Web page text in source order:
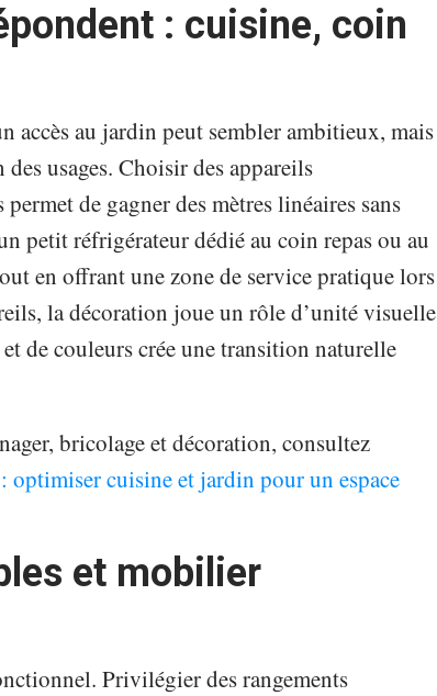
: cuisine, coin
accès au jardin peut sembler ambitieux, mais
usages. Choisir des appareils
de gagner des mètres linéaires sans
petit réfrigérateur dédié au coin repas ou au
en offrant une zone de service pratique lors
la décoration joue un rôle d’unité visuelle
de couleurs crée une transition naturelle
bricolage et décoration, consultez
optimiser cuisine et jardin pour un espace
et mobilier
Privilégier des rangements